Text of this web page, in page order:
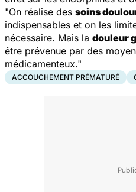
"On réalise des soins
indispensables et on les
nécessaire. Mais la douleur
être prévenue par des
médicamenteux."
ACCOUCHEMENT PRÉMATURÉ